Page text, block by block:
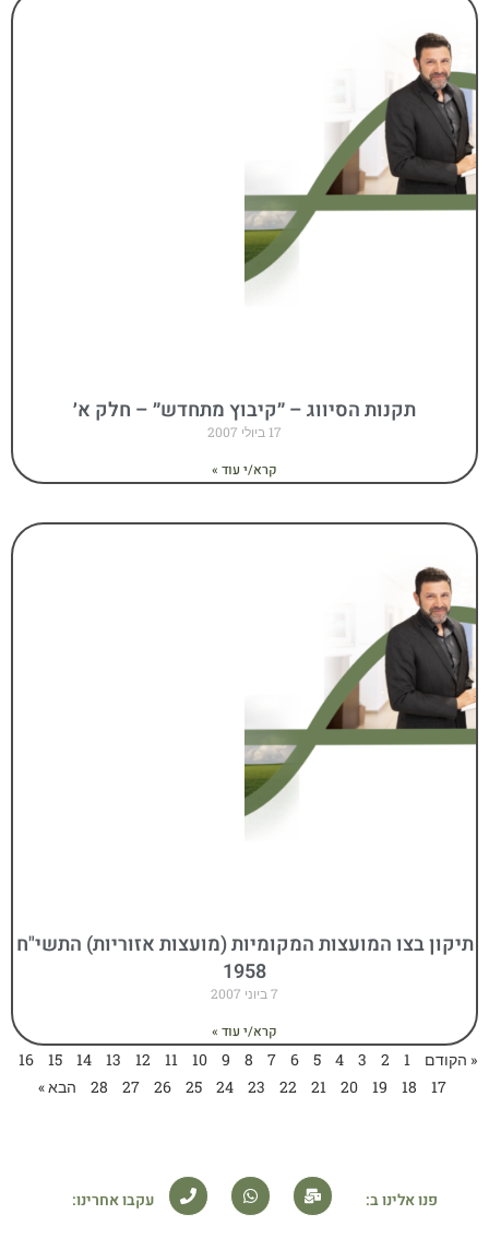
תקנות הסיווג – ״קיבוץ מתחדש״ – חלק א׳
17 ביולי 2007
קרא/י עוד »
תיקון בצו המועצות המקומיות (מועצות אזוריות) התשי"ח
1958
7 ביוני 2007
קרא/י עוד »
« הקודם 1
2
3
4
5
6
7
8
9
10
11
12
13
14
15
16
17
18
19
20
21
22
23
24
25
26
27
28 הבא »
פנו אלינו ב: עקבו אחרינו: